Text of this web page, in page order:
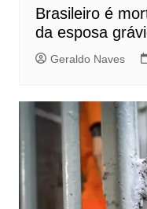
Brasileiro é
da esposa
Geraldo Naves